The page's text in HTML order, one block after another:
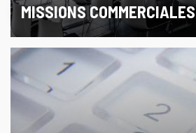
MISSIONS COMMERCIALES